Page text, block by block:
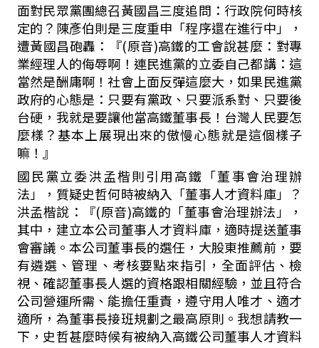
面對民眾黨團總召黃國昌三度追問：行政院何時核
定的？陳彥伯則是三度重申「程序還在進行中」，
遭黃國昌砲轟：『(原音)高鐵的工會說甚麼：對專
業經理人的侮辱啊！連民進黨的立委自己都講：這
當然是酬庸啊！社會上面反彈這麼大，如果民進黨
政府的心態是：只要有黨政、只要派系對、只要後
台硬，我就是要讓他當高鐵董事長！台灣人民要怎
麼樣？基本上展現出來的傲慢心態就是這個樣子
嘛！』
國民黨立委洪孟楷則引用高鐵「董事會治理辦
法」，質疑史哲何時被納入「董事人才資料庫」？
洪孟楷說：『(原音)高鐵的「董事會治理辦法」，
其中，建立本公司董事人才資料庫，適時提送董事
會審議。 本公司董事長的選任，大股東推薦前，要
有遴選、管理、考核要點來指引，全面評估、檢
視、確認董事長人選的資格跟相關經驗，並且符合
公司營運所需、能擔任重責，遵守用人唯才、適才
適所，為董事長接班規劃之最高原則。我想請教一
下，史哲甚麼時候有被納入高鐵公司董事人才資料